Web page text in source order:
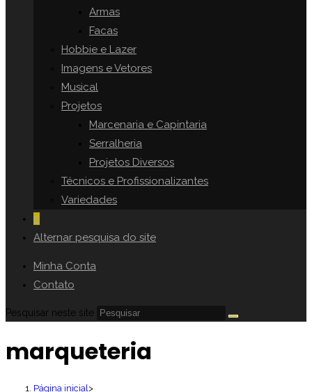
Armas
Facas
Hobbie e Lazer
Imagens e Vetores
Musical
Projetos
Marcenaria e Capintaria
Serralheria
Projetos Diversos
Técnicos e Profissionalizantes
Variedades
0
Alternar pesquisa do site
Minha Conta
Contato
Pesquisar neste site
marqueteria
Página inicial >